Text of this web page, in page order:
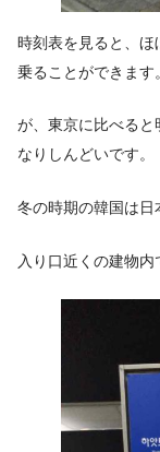
時刻表を見ると、
乗ることができます。
が、東京に比べる
なりしんどいです。
冬の時期の韓国は日
入り口近くの建物内